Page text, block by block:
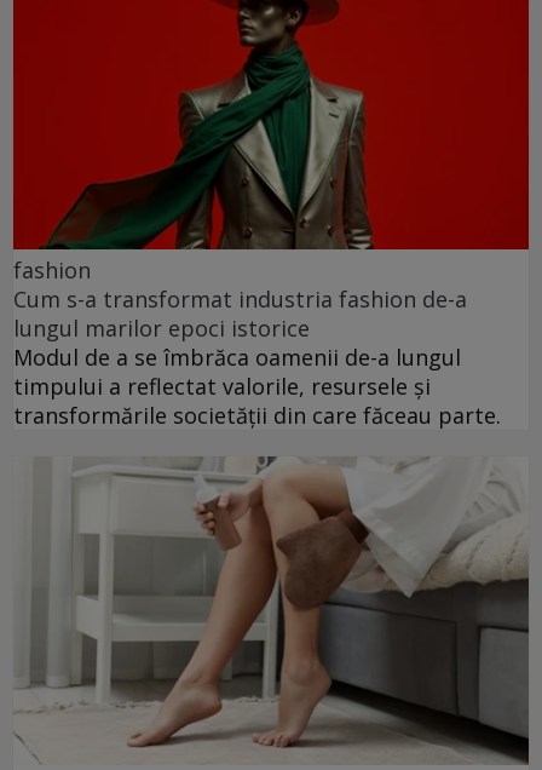
fashion
Cum s-a transformat industria fashion de-a
lungul marilor epoci istorice
Modul de a se îmbrăca oamenii de-a lungul
timpului a reflectat valorile, resursele și
transformările societății din care făceau parte.